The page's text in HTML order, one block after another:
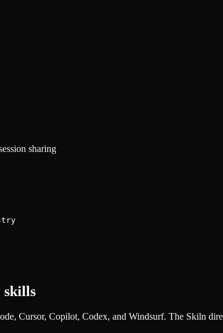
sharing
skills
Cursor, Copilot, Codex, and Windsurf. The Skiln